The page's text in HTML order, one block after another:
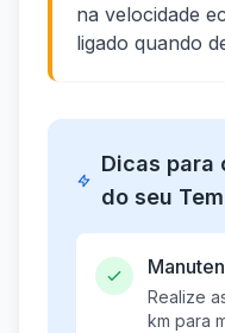
na velocidade
ligado quando
Dicas para
do seu
Realize
km para